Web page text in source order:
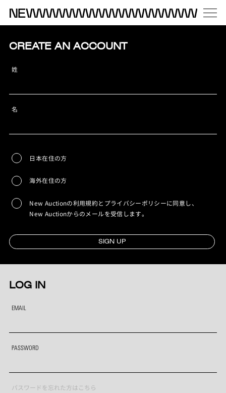
CREATE AN ACCOUNT
姓
名
日本在住の方
海外在住の方
New Auctionの利用規約とプライバシーポリシーに同意し、
New Auctionからのメールを受信します。
SIGN UP
LOG IN
EMAIL
PASSWORD
パスワードを忘れた方はこちら